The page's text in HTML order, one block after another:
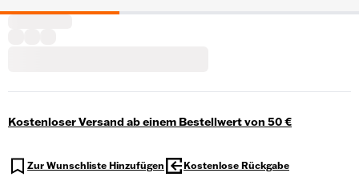
Kostenloser Versand ab einem Bestellwert von 50 €
Zur Wunschliste Hinzufügen Kostenlose Rückgabe